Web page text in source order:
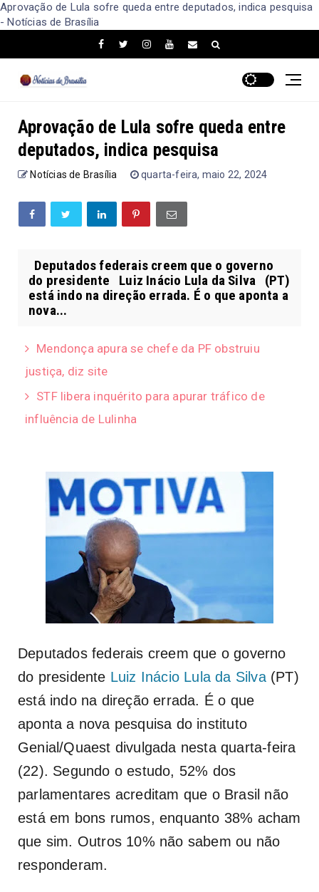
Aprovação de Lula sofre queda entre deputados, indica pesquisa
- Notícias de Brasília
Aprovação de Lula sofre queda entre
deputados, indica pesquisa
Notícias de Brasília quarta-feira, maio 22, 2024
Deputados federais creem que o governo
do presidente Luiz Inácio Lula da Silva (PT)
está indo na direção errada. É o que aponta a
nova...
Mendonça apura se chefe da PF obstruiu
justiça, diz site
STF libera inquérito para apurar tráfico de
influência de Lulinha
Deputados federais creem que o governo
do presidente Luiz Inácio Lula da Silva (PT)
está indo na direção errada. É o que
aponta a nova pesquisa do instituto
Genial/Quaest divulgada nesta quarta-feira
(22). Segundo o estudo, 52% dos
parlamentares acreditam que o Brasil não
está em bons rumos, enquanto 38% acham
que sim. Outros 10% não sabem ou não
responderam.